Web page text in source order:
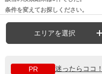
条件を変えてお探しください。
エリアを選択
PR
迷ったらココ